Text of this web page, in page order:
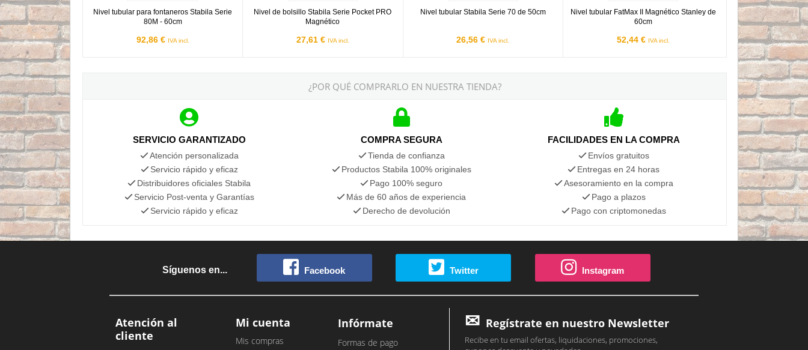
Nivel tubular para fontaneros Stabila Serie
80M - 60cm
92,86 € IVA incl.
Nivel de bolsillo Stabila Serie Pocket PRO
Magnético
27,61 € IVA incl.
Nivel tubular Stabila Serie 70 de 50cm
26,56 € IVA incl.
Nivel tubular FatMax II Magnético Stanley de
60cm
52,44 € IVA incl.
¿POR QUÉ COMPRARLO EN NUESTRA TIENDA?
SERVICIO GARANTIZADO
Atención personalizada
Servicio rápido y eficaz
Distribuidores oficiales Stabila
Servicio Post-venta y Garantías
Servicio rápido y eficaz
COMPRA SEGURA
Tienda de confianza
Productos Stabila 100% originales
Pago 100% seguro
Más de 60 años de experiencia
Derecho de devolución
FACILIDADES EN LA COMPRA
Envíos gratuitos
Entregas en 24 horas
Asesoramiento en la compra
Pago a plazos
Pago con criptomonedas
Síguenos en... Facebook Twitter Instagram
Atención al
cliente
Mi cuenta
Mis compras
Infórmate
Formas de pago
Regístrate en nuestro Newsletter
Recibe en tu email ofertas, liquidaciones, promociones,